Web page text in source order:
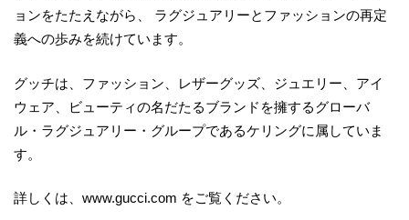
ョンをたたえながら、 ラグジュアリーとファッションの再定
義への歩みを続けています。
グッチは、ファッション、レザーグッズ、ジュエリー、アイ
ウェア、ビューティの名だたるブランドを擁するグローバ
ル・ラグジュアリー・グループであるケリングに属していま
す。
詳しくは、www.gucci.com をご覧ください。